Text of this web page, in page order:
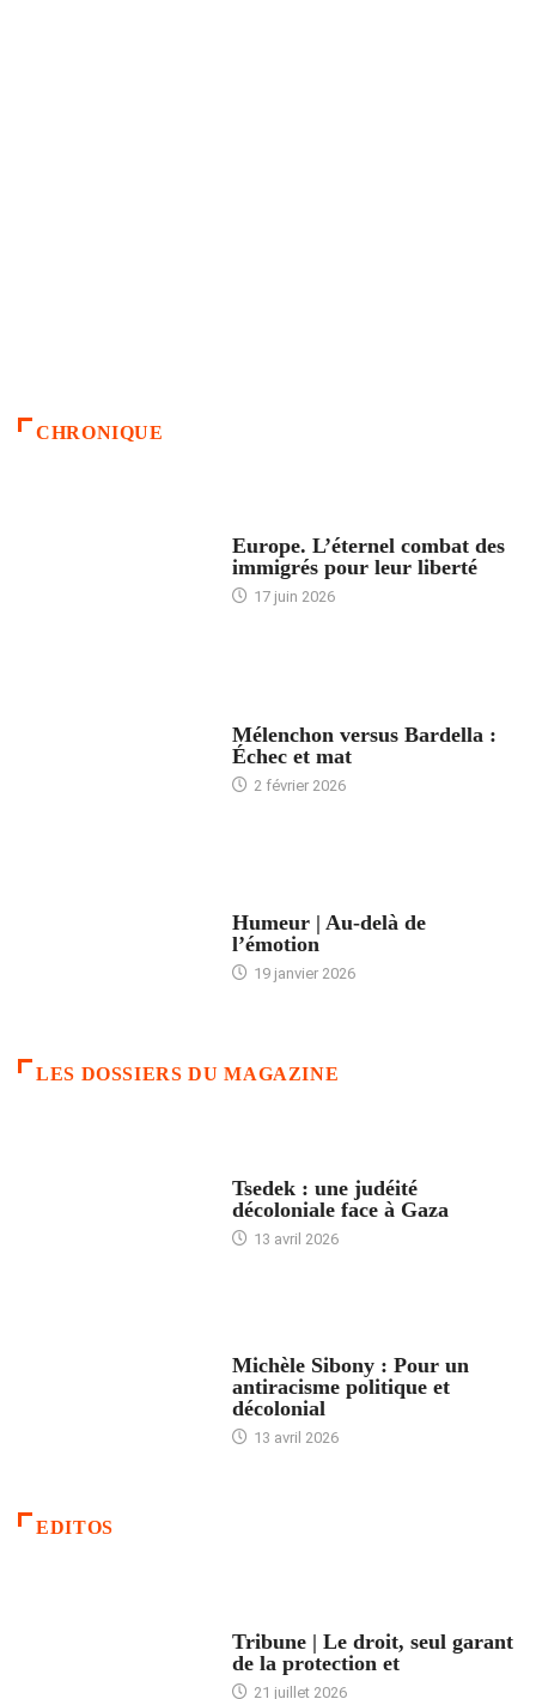
CHRONIQUE
Europe. L’éternel combat des
immigrés pour leur liberté
17 juin 2026
Mélenchon versus Bardella :
Échec et mat
2 février 2026
Humeur | Au-delà de
l’émotion
19 janvier 2026
LES DOSSIERS DU MAGAZINE
Tsedek : une judéité
décoloniale face à Gaza
13 avril 2026
Michèle Sibony : Pour un
antiracisme politique et
décolonial
13 avril 2026
EDITOS
Tribune | Le droit, seul garant
de la protection et
21 juillet 2026